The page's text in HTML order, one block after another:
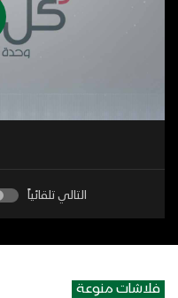
التالي تلقائياً
فلاشات منوعة